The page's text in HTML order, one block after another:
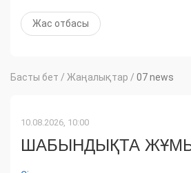
Жас отбасы
Басты бет / Жаңалықтар / 07 news
10.08.2026, 10:00
ШАБЫНДЫҚТА